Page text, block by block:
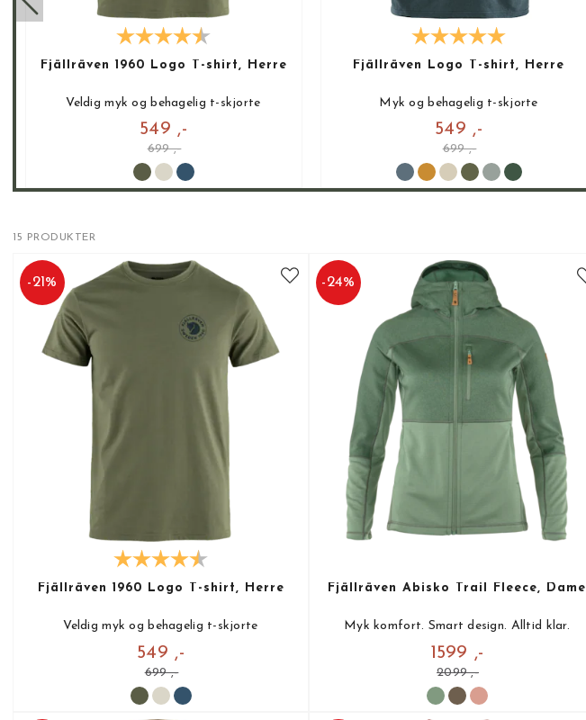
Fjällräven 1960 Logo T-shirt, Herre
Veldig myk og behagelig t-skjorte
549 ,-
699 ,-
Fjällräven Logo T-shirt, Herre
Myk og behagelig t-skjorte
549 ,-
699 ,-
15 PRODUKTER
-21 %
Fjällräven 1960 Logo T-shirt, Herre
Veldig myk og behagelig t-skjorte
549 ,-
699 ,-
-24%
Fjällräven Abisko Trail Fleece, Dame
Myk komfort. Smart design. Alltid klar.
1599 ,-
2099 ,-